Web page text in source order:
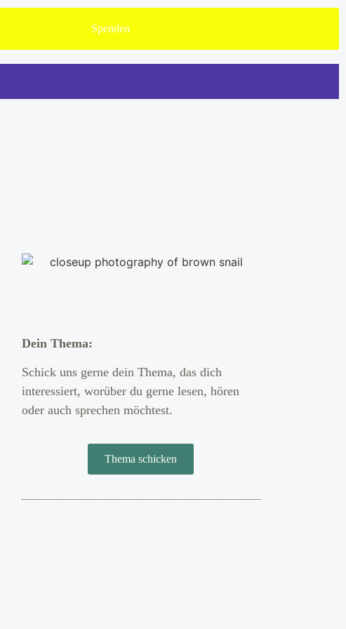
Spenden
Dein Thema:
Schick uns gerne dein Thema, das dich
interessiert, worüber du gerne lesen, hören
oder auch sprechen möchtest.
Thema schicken